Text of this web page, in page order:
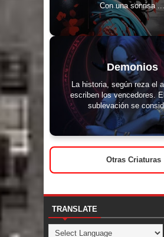
Con una sonrisa ...
Demonios
La historia, según reza el
escriben los vencedores.
sublevación se
Otras Criaturas
TRANSLATE